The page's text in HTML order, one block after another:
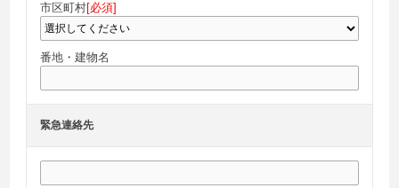
市区町村[必須]
番地・建物名
緊急連絡先